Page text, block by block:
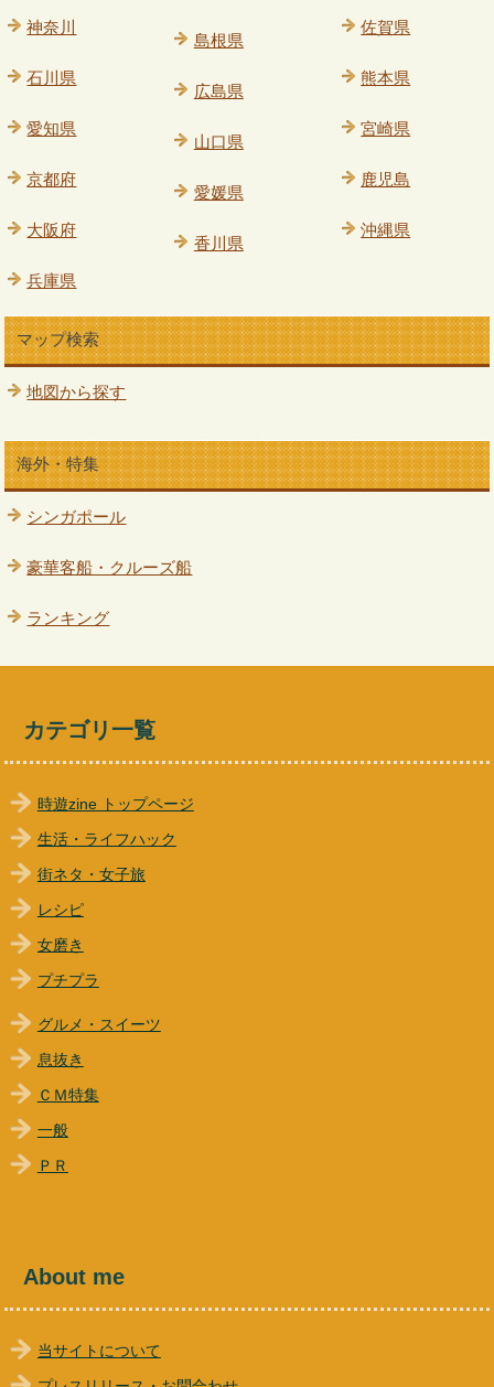
神奈川
石川県
愛知県
京都府
大阪府
兵庫県
島根県
広島県
山口県
愛媛県
香川県
佐賀県
熊本県
宮崎県
鹿児島
沖縄県
マップ検索
地図から探す
海外・特集
シンガポール
豪華客船・クルーズ船
ランキング
カテゴリ一覧
時遊zine トップページ
生活・ライフハック
街ネタ・女子旅
レシピ
女磨き
プチプラ
グルメ・スイーツ
息抜き
ＣＭ特集
一般
ＰＲ
About me
当サイトについて